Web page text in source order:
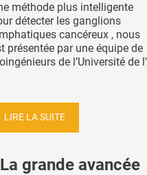
méthode plus intelligente
détecter les ganglions
cancéreux , nous
présentée par une équipe de
de l’Université de l'
LIRE LA SUITE
grande avancée